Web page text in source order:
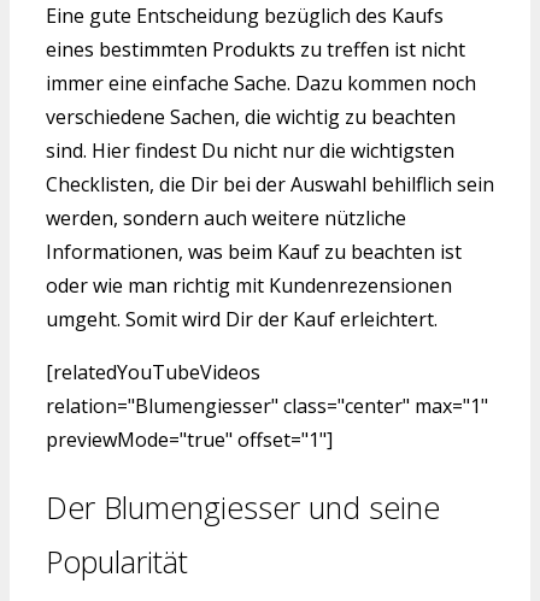
Eine gute Entscheidung bezüglich des Kaufs
eines bestimmten Produkts zu treffen ist nicht
immer eine einfache Sache. Dazu kommen noch
verschiedene Sachen, die wichtig zu beachten
sind. Hier findest Du nicht nur die wichtigsten
Checklisten, die Dir bei der Auswahl behilflich sein
werden, sondern auch weitere nützliche
Informationen, was beim Kauf zu beachten ist
oder wie man richtig mit Kundenrezensionen
umgeht. Somit wird Dir der Kauf erleichtert.
[relatedYouTubeVideos
relation="Blumengiesser" class="center" max="1"
previewMode="true" offset="1"]
Der Blumengiesser und seine
Popularität